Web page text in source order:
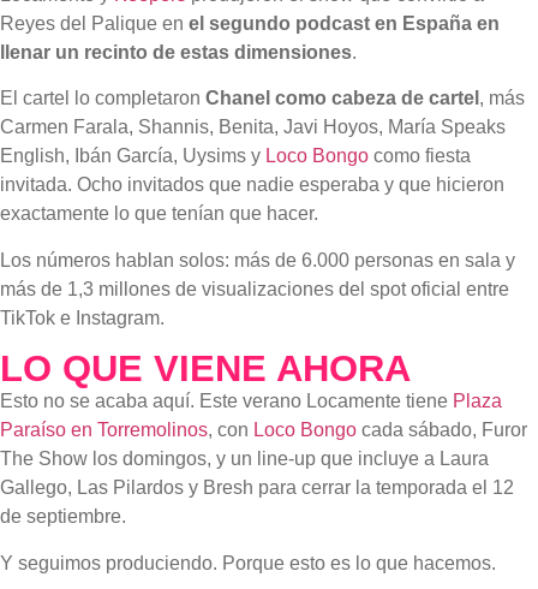
Reyes del Palique en el segundo podcast en España en
llenar un recinto de estas dimensiones.
El cartel lo completaron Chanel como cabeza de cartel , más
Carmen Farala, Shannis, Benita, Javi Hoyos, María Speaks
English, Ibán García, Uysims y Loco Bongo como fiesta
invitada. Ocho invitados que nadie esperaba y que hicieron
exactamente lo que tenían que hacer.
Los números hablan solos: más de 6.000 personas en sala y
más de 1,3 millones de visualizaciones del spot oficial entre
TikTok e Instagram.
LO QUE VIENE AHORA
Esto no se acaba aquí. Este verano Locamente tiene Plaza
Paraíso en Torremolinos, con Loco Bongo cada sábado, Furor
The Show los domingos, y un line-up que incluye a Laura
Gallego, Las Pilardos y Bresh para cerrar la temporada el 12
de septiembre.
Y seguimos produciendo. Porque esto es lo que hacemos.